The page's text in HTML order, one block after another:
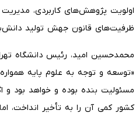
اولویت پژوهش‌های کاربردی، مدیریت
ظرفیت‌های قانون جهش تولید
محمدحسین امید، رئیس دانشگاه
«توسعه و توجه به علوم پایه همواره
مسئولیت بنده بوده و خواهد بود و
کشور کمی آن را به تأخیر انداخت،